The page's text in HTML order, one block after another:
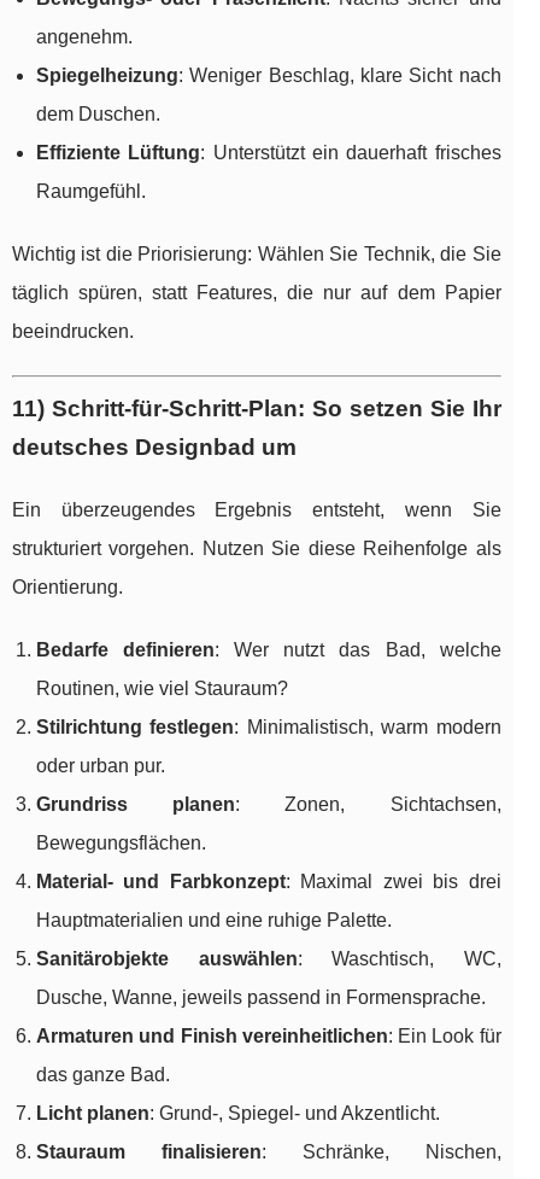
angenehm.
Spiegelheizung: Weniger Beschlag, klare Sicht nach
dem Duschen.
Effiziente Lüftung: Unterstützt ein dauerhaft frisches
Raumgefühl.
Wichtig ist die Priorisierung: Wählen Sie Technik, die Sie
täglich spüren, statt Features, die nur auf dem Papier
beeindrucken.
11) Schritt-für-Schritt-Plan: So setzen Sie Ihr
deutsches Designbad um
Ein überzeugendes Ergebnis entsteht, wenn Sie
strukturiert vorgehen. Nutzen Sie diese Reihenfolge als
Orientierung.
Bedarfe definieren: Wer nutzt das Bad, welche
Routinen, wie viel Stauraum?
Stilrichtung festlegen: Minimalistisch, warm modern
oder urban pur.
Grundriss planen: Zonen, Sichtachsen,
Bewegungsflächen.
Material- und Farbkonzept: Maximal zwei bis drei
Hauptmaterialien und eine ruhige Palette.
Sanitärobjekte auswählen: Waschtisch, WC,
Dusche, Wanne, jeweils passend in Formensprache.
Armaturen und Finish vereinheitlichen: Ein Look für
das ganze Bad.
Licht planen: Grund-, Spiegel- und Akzentlicht.
Stauraum finalisieren: Schränke, Nischen,